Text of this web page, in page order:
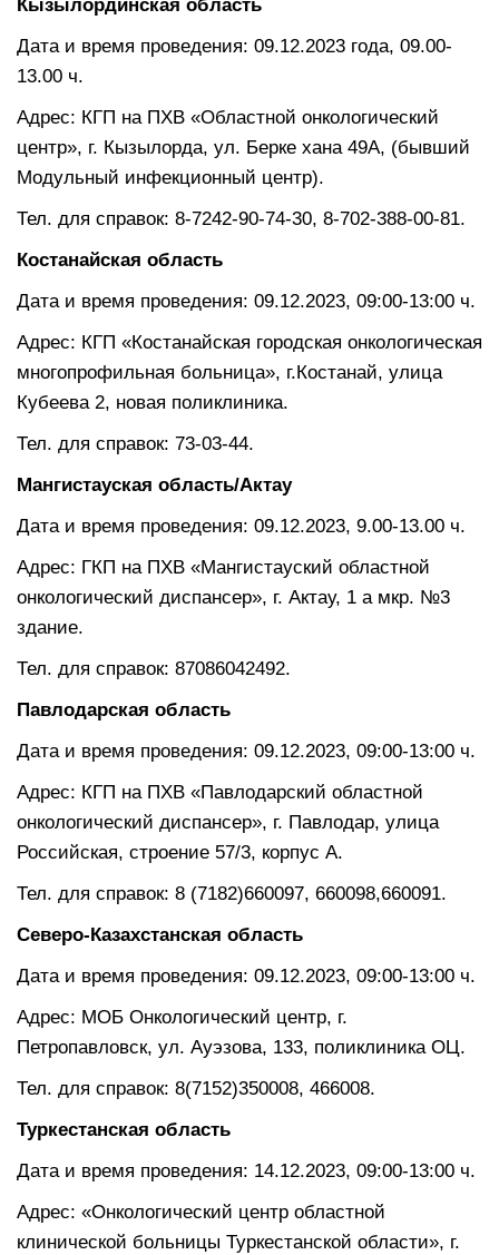
Кызылординская область
Дата и время проведения: 09.12.2023 года, 09.00-
13.00 ч.
Адрес: КГП на ПХВ «Областной онкологический
центр», г. Кызылорда, ул. Берке хана 49А, (бывший
Модульный инфекционный центр).
Тел. для справок: 8-7242-90-74-30, 8-702-388-00-81.
Костанайская область
Дата и время проведения: 09.12.2023, 09:00-13:00 ч.
Адрес: КГП «Костанайская городская онкологическая
многопрофильная больница», г.Костанай, улица
Кубеева 2, новая поликлиника.
Тел. для справок: 73-03-44.
Мангистауская область/Актау
Дата и время проведения: 09.12.2023, 9.00-13.00 ч.
Адрес: ГКП на ПХВ «Мангистауский областной
онкологический диспансер», г. Актау, 1 а мкр. №3
здание.
Тел. для справок: 87086042492.
Павлодарская область
Дата и время проведения: 09.12.2023, 09:00-13:00 ч.
Адрес: КГП на ПХВ «Павлодарский областной
онкологический диспансер», г. Павлодар, улица
Российская, строение 57/3, корпус А.
Тел. для справок: 8 (7182)660097, 660098,660091.
Северо-Казахстанская область
Дата и время проведения: 09.12.2023, 09:00-13:00 ч.
Адрес: МОБ Онкологический центр, г.
Петропавловск, ул. Ауэзова, 133, поликлиника ОЦ.
Тел. для справок: 8(7152)350008, 466008.
Туркестанская область
Дата и время проведения: 14.12.2023, 09:00-13:00 ч.
Адрес: «Онкологический центр областной
клинической больницы Туркестанской области», г.